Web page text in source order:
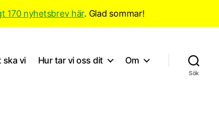
170 nyhetsbrev här. Glad sommar!
ska vi Hur tar vi oss dit Om
Sök